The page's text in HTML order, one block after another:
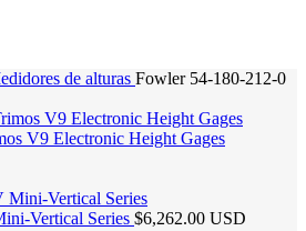
de alturas Fowler 54-180-212-0
V9 Electronic Height Gages
Vertical Series $6,262.00 USD